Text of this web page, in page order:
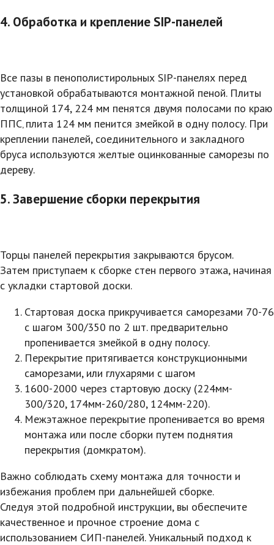
4. Обработка и крепление SIP-панелей
Все пазы в пенополистирольных SIP-панелях перед
установкой обрабатываются монтажной пеной. Плиты
толщиной 174, 224 мм пенятся двумя полосами по краю
ППС‚ плита 124 мм пенится змейкой в одну полосу. При
креплении панелей, соединительного и закладного
бруса используются желтые оцинкованные саморезы по
дереву.
5. Завершение сборки перекрытия
Торцы панелей перекрытия закрываются брусом.
Затем приступаем к сборке стен первого этажа, начиная
с укладки стартовой доски.
Стартовая доска прикручивается саморезами 70-76
с шагом 300/350 по 2 шт. предварительно
пропенивается змейкой в одну полосу.
Перекрытие притягивается конструкционными
саморезами, или глухарями с шагом
1600-2000 через стартовую доску (224мм-
300/320, 174мм-260/280, 124мм-220).
Межэтажное перекрытие пропенивается во время
монтажа или после сборки путем поднятия
перекрытия (домкратом).
Важно соблюдать схему монтажа для точности и
избежания проблем при дальнейшей сборке.
Следуя этой подробной инструкции, вы обеспечите
качественное и прочное строение дома с
использованием СИП-панелей. Уникальный подход к